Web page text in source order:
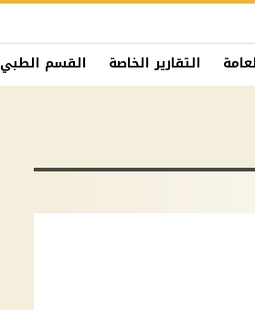
التقارير الخاصة القسم الطبي